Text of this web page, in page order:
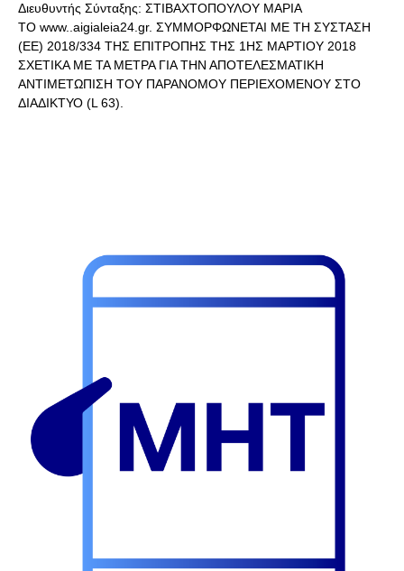
Διευθυντής Σύνταξης: ΣΤΙΒΑΧΤΟΠΟΥΛΟΥ ΜΑΡΙΑ
ΤΟ www..aigialeia24.gr. ΣΥΜΜΟΡΦΩΝΕΤΑΙ ΜΕ ΤΗ ΣΥΣΤΑΣΗ
(ΕΕ) 2018/334 ΤΗΣ ΕΠΙΤΡΟΠΗΣ ΤΗΣ 1ΗΣ ΜΑΡΤΙΟΥ 2018
ΣΧΕΤΙΚΑ ΜΕ ΤΑ ΜΕΤΡΑ ΓΙΑ ΤΗΝ ΑΠΟΤΕΛΕΣΜΑΤΙΚΗ
ΑΝΤΙΜΕΤΩΠΙΣΗ ΤΟΥ ΠΑΡΑΝΟΜΟΥ ΠΕΡΙΕΧΟΜΕΝΟΥ ΣΤΟ
ΔΙΑΔΙΚΤΥΟ (L 63).